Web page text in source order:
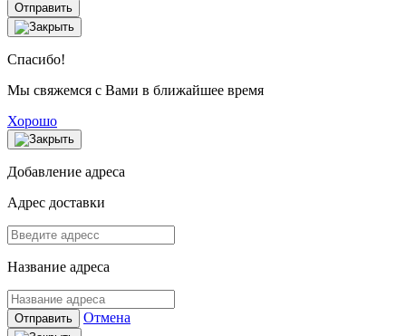
Отправить
Спасибо!
Мы свяжемся с Вами в ближайшее время
Хорошо
Добавление адреса
Адрес доставки
Название адреса
Отправить Отмена